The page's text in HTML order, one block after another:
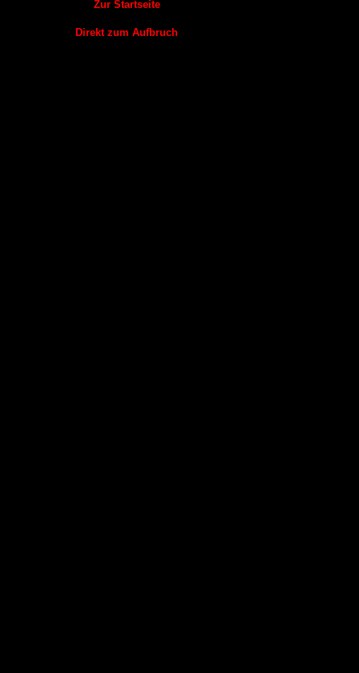
Zur Startseite
Direkt zum Aufbruch